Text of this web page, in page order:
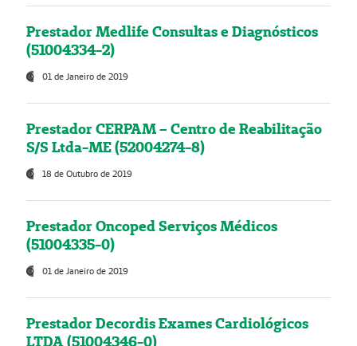
Prestador Medlife Consultas e Diagnósticos
(51004334-2)
01 de Janeiro de 2019
Prestador CERPAM – Centro de Reabilitação
S/S Ltda-ME (52004274-8)
18 de Outubro de 2019
Prestador Oncoped Serviços Médicos
(51004335-0)
01 de Janeiro de 2019
Prestador Decordis Exames Cardiológicos
LTDA (51004346-0)